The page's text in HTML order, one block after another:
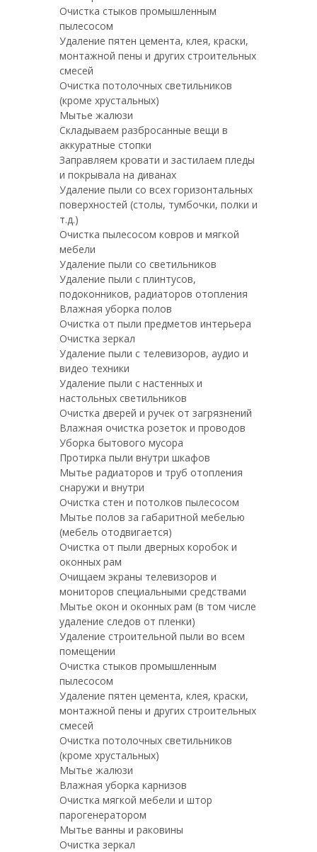
Очистка стыков промышленным
пылесосом
Удаление пятен цемента, клея, краски,
монтажной пены и других строительных
смесей
Очистка потолочных светильников
(кроме хрустальных)
Мытье жалюзи
Складываем разбросанные вещи в
аккуратные стопки
Заправляем кровати и застилаем пледы
и покрывала на диванах
Удаление пыли со всех горизонтальных
поверхностей (столы, тумбочки, полки и
т.д.)
Очистка пылесосом ковров и мягкой
мебели
Удаление пыли со светильников
Удаление пыли с плинтусов,
подоконников, радиаторов отопления
Влажная уборка полов
Очистка от пыли предметов интерьера
Очистка зеркал
Удаление пыли с телевизоров, аудио и
видео техники
Удаление пыли с настенных и
настольных светильников
Очистка дверей и ручек от загрязнений
Влажная очистка розеток и проводов
Уборка бытового мусора
Протирка пыли внутри шкафов
Мытье радиаторов и труб отопления
снаружи и внутри
Очистка стен и потолков пылесосом
Мытье полов за габаритной мебелью
(мебель отодвигается)
Очистка от пыли дверных коробок и
оконных рам
Очищаем экраны телевизоров и
мониторов специальными средствами
Мытье окон и оконных рам (в том числе
удаление следов от пленки)
Удаление строительной пыли во всем
помещении
Очистка стыков промышленным
пылесосом
Удаление пятен цемента, клея, краски,
монтажной пены и других строительных
смесей
Очистка потолочных светильников
(кроме хрустальных)
Мытье жалюзи
Влажная уборка карнизов
Очистка мягкой мебели и штор
парогенератором
Мытье ванны и раковины
Очистка зеркал